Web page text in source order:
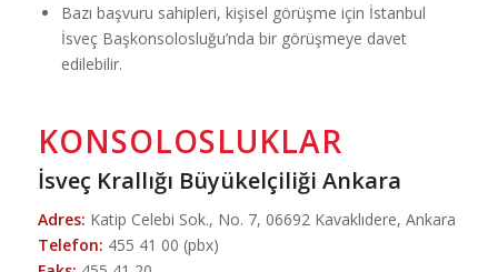
Bazı başvuru sahipleri, kişisel görüşme için İstanbul
İsveç Başkonsolosluğu’nda bir görüşmeye davet
edilebilir.
KONSOLOSLUKLAR
İsveç Krallığı Büyükelçiliği Ankara
Adres: Katip Celebi Sok., No. 7, 06692 Kavaklıdere, Ankara
Telefon: 455 41 00 (pbx)